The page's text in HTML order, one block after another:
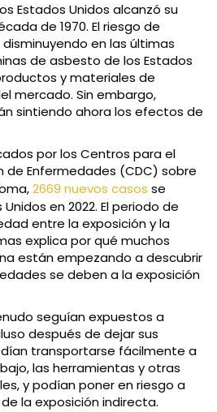
Estados Unidos alcanzó su
de 1970. El riesgo de
en las últimas
de asbesto de los Estados
y materiales de
mercado. Sin embargo,
sintiendo ahora los efectos de
por los Centros para el
de Enfermedades (CDC) sobre
2669 nuevos casos se
en 2022. El periodo de
entre la exposición y la
explica por qué muchos
están empezando a descubrir
se deben a la exposición
seguían expuestos a
después de dejar sus
transportarse fácilmente a
las herramientas y otras
y podían poner en riesgo a
la exposición indirecta.